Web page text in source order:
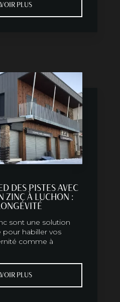
PLUS
DES PISTES AVEC
ZINC À LUCHON :
sont une solution
pour habiller vos
comme à
PLUS